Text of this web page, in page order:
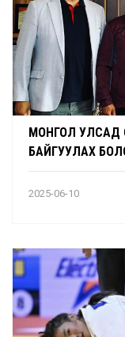
МОНГОЛ
БАЙГУУЛАХ
ҮНЭЛЛЭЭ
2025-06-10